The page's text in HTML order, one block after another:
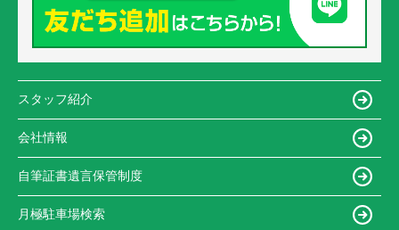
スタッフ紹介
会社情報
自筆証書遺言保管制度
月極駐車場検索